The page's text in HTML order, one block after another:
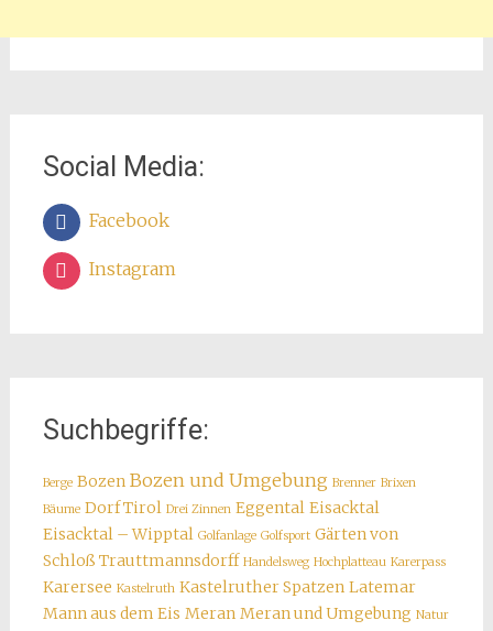
Social Media:
Facebook
Instagram
Suchbegriffe:
Berge Bozen Bozen und Umgebung Brenner Brixen
Bäume Dorf Tirol Drei Zinnen Eggental Eisacktal
Eisacktal – Wipptal Golfanlage Golfsport Gärten von
Schloß Trauttmannsdorff Handelsweg Hochplatteau Karerpass
Karersee Kastelruth Kastelruther Spatzen Latemar
Mann aus dem Eis Meran Meran und Umgebung Natur